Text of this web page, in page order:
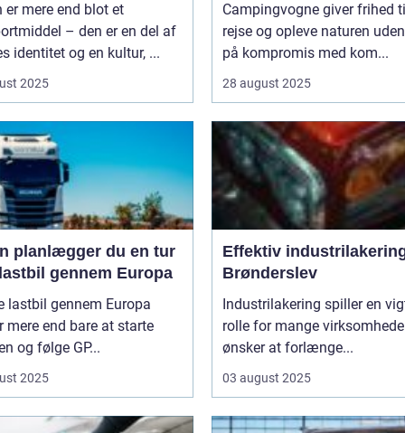
er mere end blot et
– den er en del af
identitet og en kultur, ...
2025
Campingvogne giver frihed
rejse og opleve naturen
på kompromis med kom...
28 august 2025
planlægger du en tur
gennem Europa
lastbil gennem Europa
mere end bare at starte
og følge GP...
2025
Effektiv
Brønderslev
Industrilakering spiller en
rolle for mange
ønsker at forlænge...
03 august 2025